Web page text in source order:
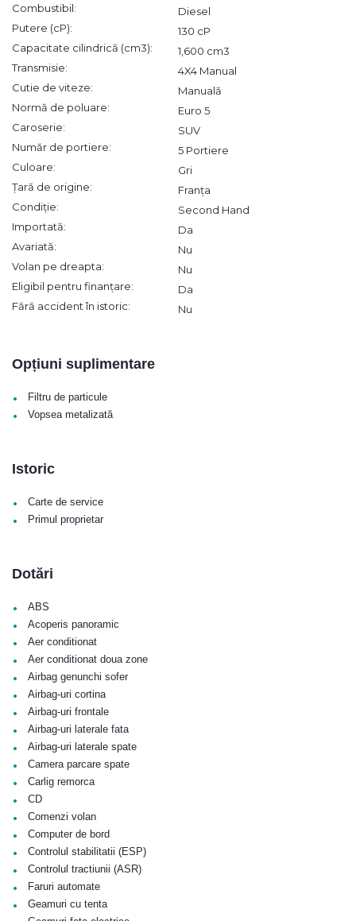
Combustibil:
Diesel
Putere (cP):
130 cP
Capacitate cilindrică (cm3):
1,600 cm3
Transmisie:
4X4 Manual
Cutie de viteze:
Manuală
Normă de poluare:
Euro 5
Caroserie:
SUV
Număr de portiere:
5 Portiere
Culoare:
Gri
Țară de origine:
Franța
Condiție:
Second Hand
Importată:
Da
Avariată:
Nu
Volan pe dreapta:
Nu
Eligibil pentru finanțare:
Da
Fără accident în istoric:
Nu
Opțiuni suplimentare
• Filtru de particule
• Vopsea metalizată
Istoric
• Carte de service
• Primul proprietar
Dotări
• ABS
• Acoperis panoramic
• Aer conditionat
• Aer conditionat doua zone
• Airbag genunchi sofer
• Airbag-uri cortina
• Airbag-uri frontale
• Airbag-uri laterale fata
• Airbag-uri laterale spate
• Camera parcare spate
• Carlig remorca
• CD
• Comenzi volan
• Computer de bord
• Controlul stabilitatii (ESP)
• Controlul tractiunii (ASR)
• Faruri automate
• Geamuri cu tenta